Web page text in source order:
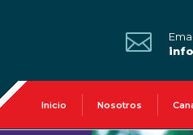

Inicio Nosotros